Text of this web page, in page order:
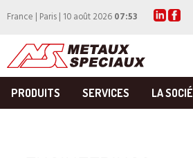
France | Paris | 10 août 202607:53
PRODUITS SERVICES LA